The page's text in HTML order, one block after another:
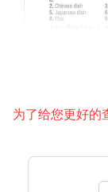
为了给您更好的